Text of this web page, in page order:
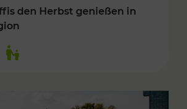
den Herbst genießen in